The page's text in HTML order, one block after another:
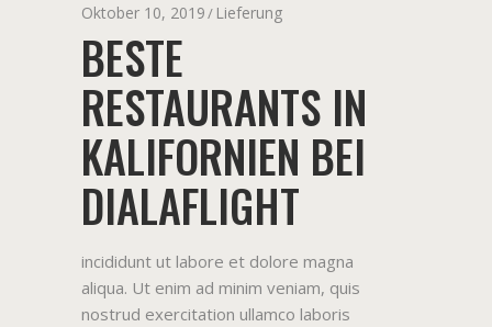
Oktober 10, 2019 Lieferung
BESTE
RESTAURANTS IN
KALIFORNIEN BEI
DIALAFLIGHT
incididunt ut labore et dolore magna
aliqua. Ut enim ad minim veniam, quis
nostrud exercitation ullamco laboris